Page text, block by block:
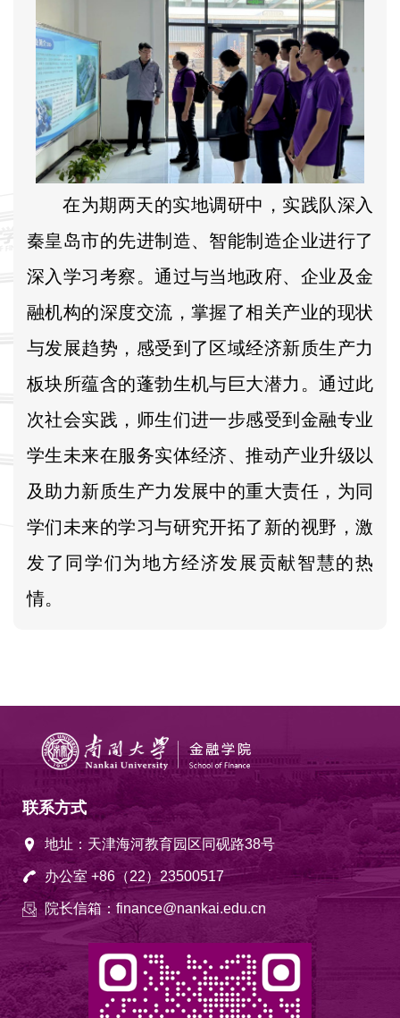
在为期两天的实地调研中，实践队深入
秦皇岛市的先进制造、智能制造企业进行了
深入学习考察。通过与当地政府、企业及金
融机构的深度交流，掌握了相关产业的现状
与发展趋势，感受到了区域经济新质生产力
板块所蕴含的蓬勃生机与巨大潜力。通过此
次社会实践，师生们进一步感受到金融专业
学生未来在服务实体经济、推动产业升级以
及助力新质生产力发展中的重大责任，为同
学们未来的学习与研究开拓了新的视野，激
发了同学们为地方经济发展贡献智慧的热
情。
联系方式
地址：天津海河教育园区同砚路38号
办公室 +86（22）23500517
院长信箱：finance@nankai.edu.cn